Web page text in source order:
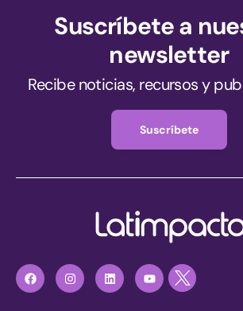
Suscríbete a
newsletter
Recibe noticias, recursos y
Suscríbete